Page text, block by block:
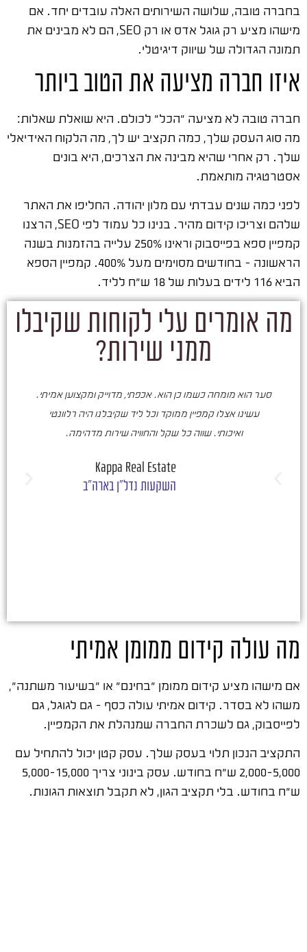
בחברה טובה, שלושה השירותים האלה עובדים יחד. אם
מישהו מציע רק גוגל אדס או רק SEO, הם לא מבינים את
תמונה הגדולה של שיווק דיגיטלי.
איזו חברה מציעה את הטוב ביותר
חברה טובה לא מציעה "הכל" לכולם. היא שואלת שאלות:
מה סוג העסק שלך, כמה תקציב יש לך, מה הלקוח האידיאלי
שלך. רק אחרי שהיא מבינה את הצרכים, היא בונים
אסטרטגיה מותאמת.
לפני כמה שנים עבדתי עם מלון יהודה. החליפו את האתר
שלהם וצריכו קידום מהיר. בנינו כל עמוד לפי SEO, הרצנו
קמפיין ספא בפייסבוק וראינו 250% עלייה בהזמנות בשנה
הראשונה – בחודשים מסוימים מעל 400%. קמפיין הספא
הביא 116 לידים בעלות של 18 ש"ח לליד.
מה אומרים עלי לקוחות שקיבלו
ממני שירות?
סער הוא מומחה כשמו כן הוא. אכפתי, מדוייק ומקצוען אמיתי.
עשינו אצלו קמפיין ממוקד וכל ליד שקיבלנו היה רלוונטי
ואיכותי. שווה כל שקל והחוויה שירות מדהימה.
Kappa Real Estate
השקעות נדל"ן בארה"ב
מה עולה קידום ממומן אמיתי
אם מישהו מציע קידום ממומן "בחינם" או "בשיעור משתנה",
משהו לא בסדר. קידום אמיתי עולה כסף – גם לגוגל, גם
לפייסבוק, גם לשכרת החברה שמנהלת את הקמפיין.
התקציב הנכון תלוי בעסק שלך. עסק קטן יכול להתחיל עם
2,000-5,000 ש"ח בחודש. עסק בינוני צריך 5,000-15,000
ש"ח בחודש. בלי תקציב הגון, לא תקבל תוצאות הגונות.